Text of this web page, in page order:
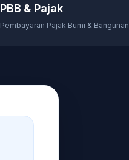
PBB & Pajak
Pembayaran Pajak Bumi & Bangunan